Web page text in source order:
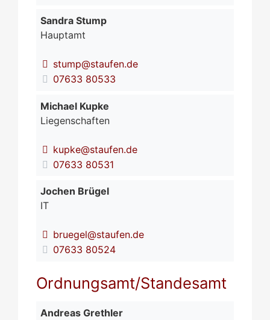
Sandra Stump
Hauptamt
stump@staufen.de
07633 80533
Michael Kupke
Liegenschaften
kupke@staufen.de
07633 80531
Jochen Brügel
IT
bruegel@staufen.de
07633 80524
Ordnungsamt/Standesamt
Andreas Grethler